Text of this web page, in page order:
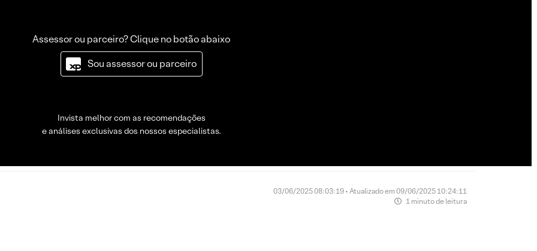
Assessor ou parceiro? Clique no botão abaixo
Sou assessor ou parceiro
Invista melhor com as recomendações
e análises exclusivas dos nossos especialistas.
03/06/2025 08:03:19 • Atualizado em 09/06/2025 10:24:11
1 minuto de leitura